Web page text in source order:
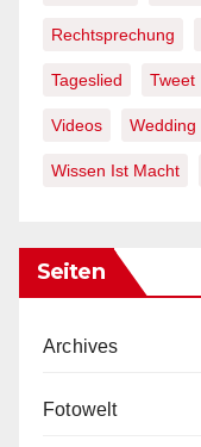
Rechtsprechung
Tageslied Tweet
Videos Wedding
Wissen Ist Macht
Seiten
Archives
Fotowelt